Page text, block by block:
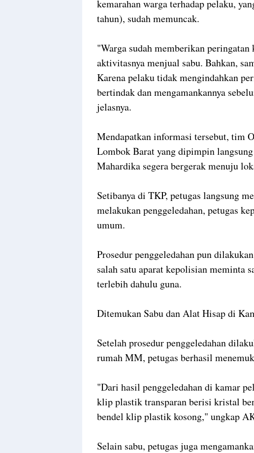
kemarahan warga terhadap pelaku,
tahun), sudah memuncak.
"Warga sudah memberikan
aktivitasnya menjual sabu. Bahkan,
Karena pelaku tidak mengindahkan
bertindak dan mengamankannya
jelasnya.
Mendapatkan informasi tersebut, tim
Lombok Barat yang dipimpin
Mahardika segera bergerak menuju
Setibanya di TKP, petugas langsung
melakukan penggeledahan, petugas
umum.
Prosedur penggeledahan pun
salah satu aparat kepolisian meminta
terlebih dahulu guna.
Ditemukan Sabu dan Alat Hisap di
Setelah prosedur penggeledahan
rumah MM, petugas berhasil
"Dari hasil penggeledahan di kamar
klip plastik transparan berisi kristal
bendel klip plastik kosong," ungkap
Selain sabu, petugas juga